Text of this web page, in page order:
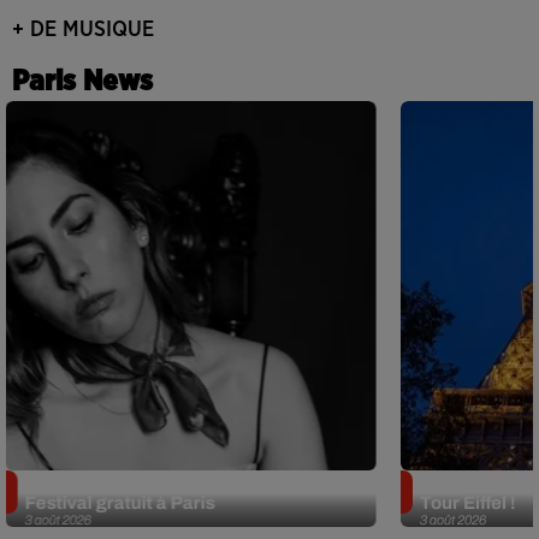
+ DE MUSIQUE
Paris News
3 août 2026
Festival gratuit à Paris
3 août 2026
Tour Eiffel !